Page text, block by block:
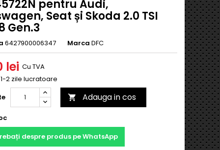
pentru Audi,
Seat și Skoda 2.0 TSI
Gen.3
6427900006347 Marca DFC
lei Cu TVA
2 zile lucratoare
 Adauga in cos
despre produs pe WhatsApp